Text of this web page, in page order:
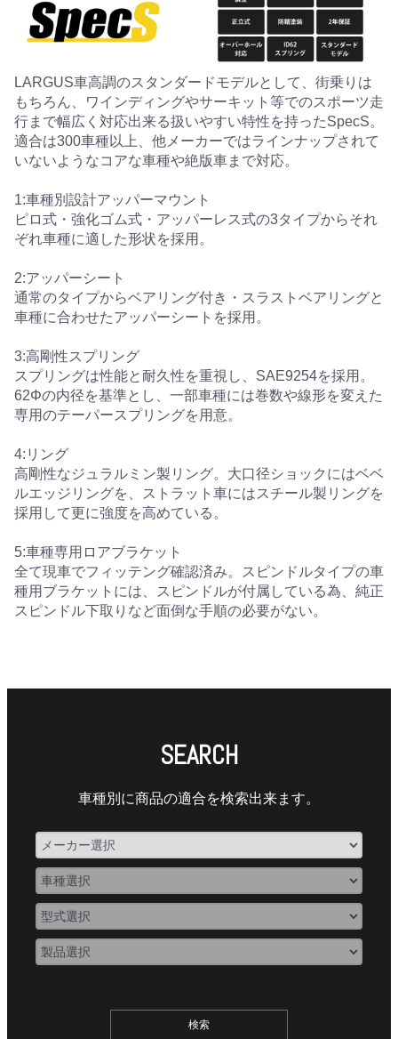
LARGUS車高調のスタンダードモデルとして、街乗りは
もちろん、ワインディングやサーキット等でのスポーツ走
行まで幅広く対応出来る扱いやすい特性を持ったSpecS。
適合は300車種以上、他メーカーではラインナップされて
いないようなコアな車種や絶版車まで対応。
1:車種別設計アッパーマウント
ピロ式・強化ゴム式・アッパーレス式の3タイプからそれ
ぞれ車種に適した形状を採用。
2:アッパーシート
通常のタイプからベアリング付き・スラストベアリングと
車種に合わせたアッパーシートを採用。
3:高剛性スプリング
スプリングは性能と耐久性を重視し、SAE9254を採用。
62Φの内径を基準とし、一部車種には巻数や線形を変えた
専用のテーパースプリングを用意。
4:リング
高剛性なジュラルミン製リング。大口径ショックにはベベ
ルエッジリングを、ストラット車にはスチール製リングを
採用して更に強度を高めている。
5:車種専用ロアブラケット
全て現車でフィッテング確認済み。スピンドルタイプの車
種用ブラケットには、スピンドルが付属している為、純正
スピンドル下取りなど面倒な手順の必要がない。
SEARCH
車種別に商品の適合を検索出来ます。